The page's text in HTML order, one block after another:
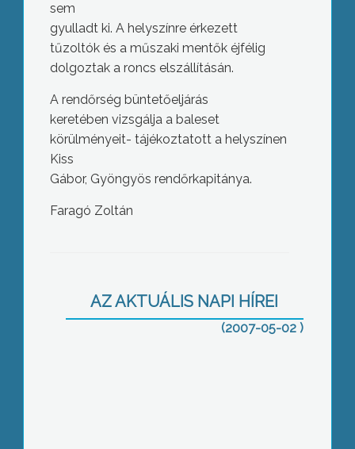
sem
gyulladt ki. A helyszínre érkezett
tűzoltók és a műszaki mentők éjfélig
dolgoztak a roncs elszállításán.
A rendőrség büntetőeljárás
keretében vizsgálja a baleset
körülményeit- tájékoztatott a helyszínen
Kiss
Gábor, Gyöngyös rendőrkapitánya.
Faragó Zoltán
AZ AKTUÁLIS NAPI HÍREI
(2007-05-02 )